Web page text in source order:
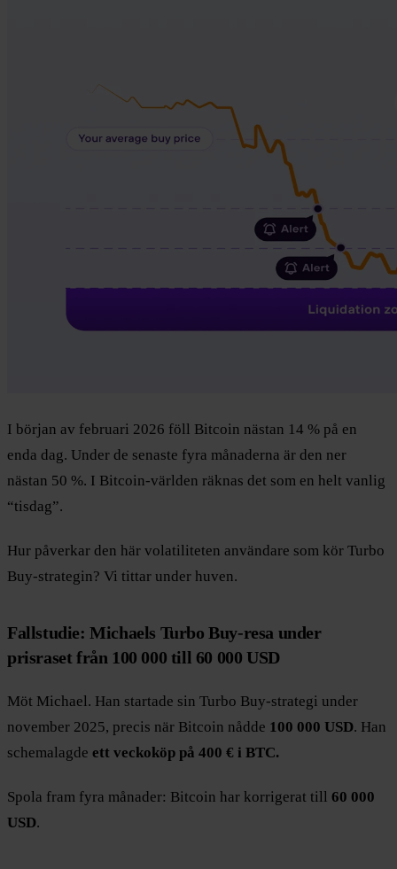
I början av februari 2026 föll Bitcoin nästan 14 % på en
enda dag. Under de senaste fyra månaderna är den ner
nästan 50 %. I Bitcoin-världen räknas det som en helt vanlig
“tisdag”.
Hur påverkar den här volatiliteten användare som kör Turbo
Buy-strategin? Vi tittar under huven.
Fallstudie: Michaels Turbo Buy-resa under
prisraset från 100 000 till 60 000 USD
Möt Michael. Han startade sin Turbo Buy-strategi under
november 2025, precis när Bitcoin nådde 100 000 USD. Han
schemalagde ett veckoköp på 400 € i BTC.
Spola fram fyra månader: Bitcoin har korrigerat till 60 000
USD.